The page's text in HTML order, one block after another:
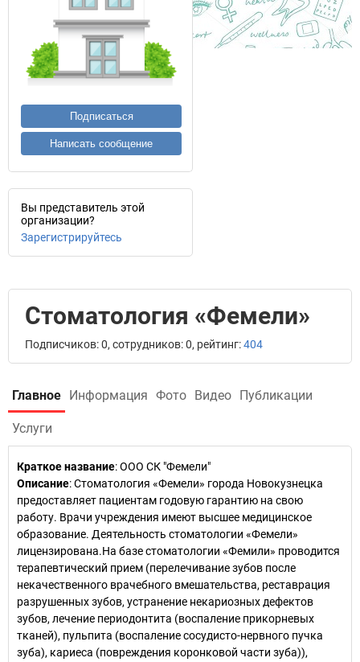
Подписаться
Написать сообщение
Вы представитель этой
организации?
Зарегистрируйтесь
Стоматология «Фемели»
Подписчиков: 0, сотрудников: 0, рейтинг:404
Главное Информация Фото Видео Публикации
Услуги
Краткое название:ООО СК "Фемели"
Описание: Стоматология «Фемели» города Новокузнецка
предоставляет пациентам годовую гарантию на свою
работу. Врачи учреждения имеют высшее медицинское
образование. Деятельность стоматологии «Фемели»
лицензирована.На базе стоматологии «Фемили» проводится
терапевтический прием (перелечивание зубов после
некачественного врачебного вмешательства, реставрация
разрушенных зубов, устранение некариозных дефектов
зубов, лечение периодонтита (воспаление прикорневых
тканей), пульпита (воспаление сосудисто-нервного пучка
зуба), кариеса (повреждения коронковой части зуба)),